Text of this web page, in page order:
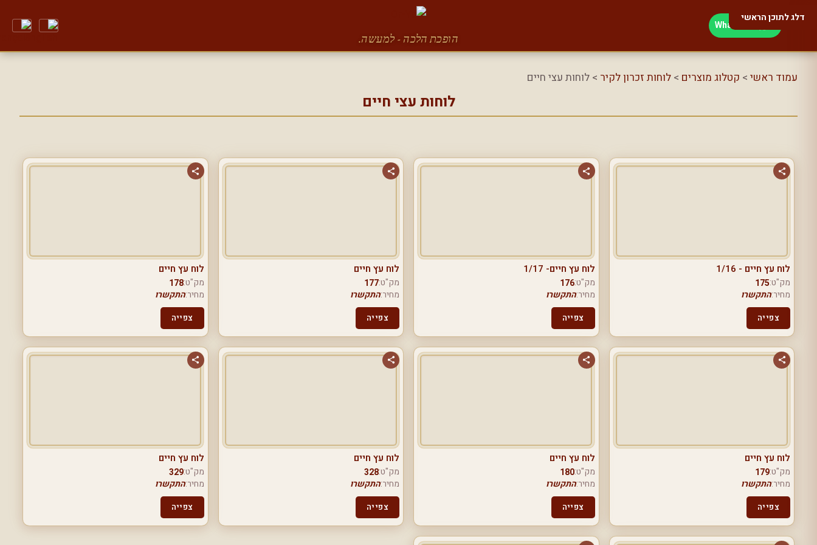
דלג לתוכן הראשי
WhatsApp
הופכת הלכה - למעשה.
עמוד ראשי > קטלוג מוצרים > לוחות זכרון לקיר > לוחות עצי חיים
לוחות עצי חיים
לוח עץ חיים - 1/16
מק"ט:175
מחיר:התקשרו
צפייה
לוח עץ חיים- 1/17
מק"ט:176
מחיר:התקשרו
צפייה
לוח עץ חיים
מק"ט:177
מחיר:התקשרו
צפייה
לוח עץ חיים
מק"ט:178
מחיר:התקשרו
צפייה
לוח עץ חיים
מק"ט:179
מחיר:התקשרו
צפייה
לוח עץ חיים
מק"ט:180
מחיר:התקשרו
צפייה
לוח עץ חיים
מק"ט:328
מחיר:התקשרו
צפייה
לוח עץ חיים
מק"ט:329
מחיר:התקשרו
צפייה